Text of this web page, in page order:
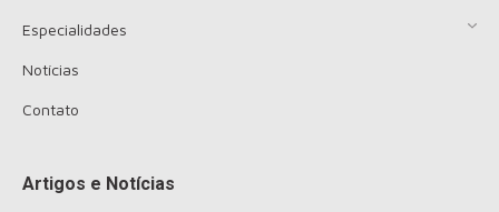
Especialidades
Notícias
Contato
Artigos e Notícias